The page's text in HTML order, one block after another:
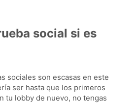
social si es
sociales son escasas en este
ser hasta que los primeros
tu lobby de nuevo, no tengas